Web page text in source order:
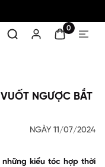
0
NGƯỢC BẮT
NGÀY 11/07/2024
kiểu tóc hợp thời